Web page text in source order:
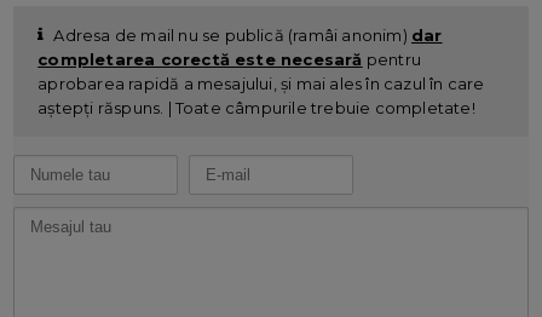
Adresa de mail nu se publică (ramâi anonim) dar
completarea corectă este necesară pentru
aprobarea rapidă a mesajului, și mai ales în cazul în care
aștepți răspuns. | Toate câmpurile trebuie completate!